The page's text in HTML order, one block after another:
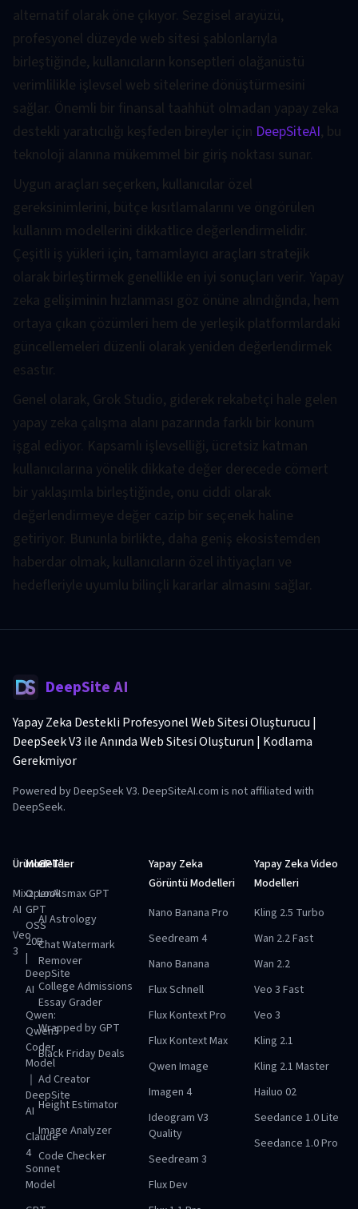
alternatif olarak öne çıkıyor. Sezgisel arayüzü,
profesyonel düzeyde web sitesi şablonlarıyla
birleştiğinde, kullanıcıların konseptleri olağanüstü
verimlilikle işlevsel web sitelerine dönüştürmesini
sağlar. Önemli bir finansal taahhüt olmadan yapay zeka
destekli yaratıcılığı keşfeden bireyler için DeepSiteAI, bu
teknoloji alanına mükemmel bir giriş noktası sunar.
Uygun araçları seçerken, kullanıcılar özel
gereksinimlerini, bütçe kısıtlamalarını ve öngörülen
kullanım modellerini dikkatlice değerlendirmelidir.
Çeşitli iş yükleri için, tamamlayıcı araçları stratejik
olarak birleştirmek genellikle en iyi sonuçları verir. Yapay
zeka gelişiminin hızlanması göz önüne alındığında, hem
ortaya çıkan çözümleri hem de yerleşik platformlardaki
güncellemeleri düzenli olarak yeniden değerlendirmek
esastır.
Genel olarak, Grok Studio, giderek rekabetçi hale gelen
yapay zeka çalışma alanı pazarında farklı bir konum
işgal ediyor. Kapsamlı işlevselliği, ücretsiz katman
kullanıcılarına yönelik dikkate değer derecede cömert
bir yaklaşımla birleştiğinde, onu ciddi olarak
değerlendirmeye değer cazip bir seçenek haline
getiriyor. Bununla birlikte, daha geniş ekosistemden
haberdar olmak, kullanıcıların özel ihtiyaçları ve
hedefleriyle uyumlu bilinçli kararlar almasını sağlar.
DeepSite AI
Yapay Zeka Destekli Profesyonel Web Sitesi Oluşturucu |
DeepSeek V3 ile Anında Web Sitesi Oluşturun | Kodlama
Gerekmiyor
Powered by DeepSeek V3. DeepSiteAI.com is not affiliated with
DeepSeek.
Ürünler
Mixz
AI
Veo
3
Modeller
OpenAI
GPT
OSS
20B
|
DeepSite
AI
Qwen:
Qwen3
Coder
Model
｜
DeepSite
AI
Claude
4
Sonnet
Model
GPT'ler
Looksmax GPT
AI Astrology
Chat Watermark
Remover
College Admissions
Essay Grader
Wrapped by GPT
Black Friday Deals
Ad Creator
Height Estimator
Image Analyzer
Code Checker
Yapay Zeka
Görüntü Modelleri
Nano Banana Pro
Seedream 4
Nano Banana
Flux Schnell
Flux Kontext Pro
Flux Kontext Max
Qwen Image
Imagen 4
Ideogram V3
Quality
Seedream 3
Flux Dev
Yapay Zeka Video
Modelleri
Kling 2.5 Turbo
Wan 2.2 Fast
Wan 2.2
Veo 3 Fast
Veo 3
Kling 2.1
Kling 2.1 Master
Hailuo 02
Seedance 1.0 Lite
Seedance 1.0 Pro